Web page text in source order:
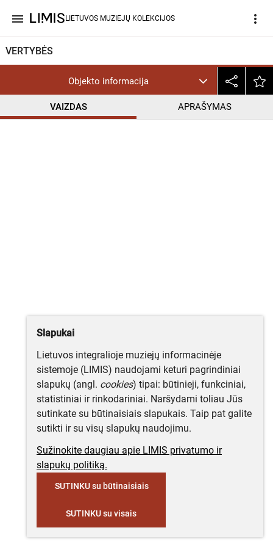
menu LIETUVOS MUZIEJŲ KOLEKCIJOS more_vert
VERTYBĖS
Objekto informacija
VAIZDAS APRAŠYMAS
Slapukai
Lietuvos integralioje muziejų informacinėje
sistemoje (LIMIS) naudojami keturi pagrindiniai
slapukų (angl. cookies) tipai: būtinieji, funkciniai,
statistiniai ir rinkodariniai. Naršydami toliau Jūs
sutinkate su būtinaisiais slapukais. Taip pat galite
sutikti ir su visų slapukų naudojimu.
Sužinokite daugiau apie LIMIS privatumo ir
slapukų politiką.
SUTINKU su būtinaisiais
SUTINKU su visais